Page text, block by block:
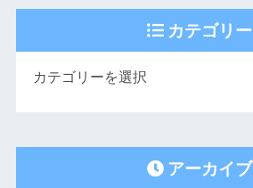
カテゴリー
アーカイブ